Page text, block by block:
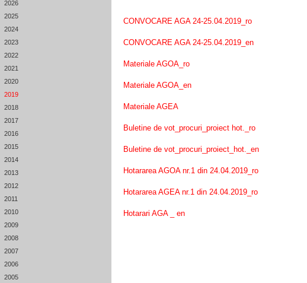
2026
2025
2024
2023
2022
2021
2020
2019
2018
2017
2016
2015
2014
2013
2012
2011
2010
2009
2008
2007
2006
2005
CONVOCARE AGA 24-25.04.2019_ro
CONVOCARE AGA 24-25.04.2019_en
Materiale AGOA_ro
Materiale AGOA_en
Materiale AGEA
Buletine de vot_procuri_proiect hot._ro
Buletine de vot_procuri_proiect_hot._en
Hotararea AGOA nr.1 din 24.04.2019_ro
Hotararea AGEA nr.1 din 24.04.2019_ro
Hotarari AGA _ en